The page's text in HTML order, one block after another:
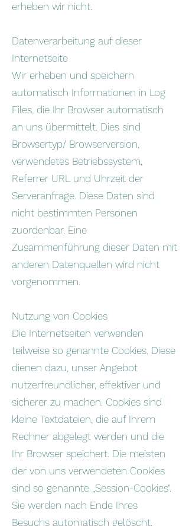
erheben wir nicht.
Datenverarbeitung auf dieser
Internetseite
Wir erheben und speichern
automatisch Informationen in Log
Files, die Ihr Browser automatisch
an uns übermittelt. Dies sind
Browsertyp/ Browserversion,
verwendetes Betriebssystem,
Referrer URL und Uhrzeit der
Serveranfrage. Diese Daten sind
nicht bestimmten Personen
zuordenbar. Eine
Zusammenführung dieser Daten mit
anderen Datenquellen wird nicht
vorgenommen.
Nutzung von Cookies
Die Internetseiten verwenden
teilweise so genannte Cookies. Diese
dienen dazu, unser Angebot
nutzerfreundlicher, effektiver und
sicherer zu machen. Cookies sind
kleine Textdateien, die auf Ihrem
Rechner abgelegt werden und die
Ihr Browser speichert. Die meisten
der von uns verwendeten Cookies
sind so genannte „Session-Cookies“.
Sie werden nach Ende Ihres
Besuchs automatisch gelöscht.